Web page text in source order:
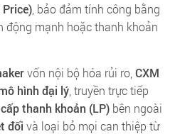
, bảo đảm tính công bằng
động mạnh hoặc thanh khoản
vốn nội bộ hóa rủi ro, CXM
hình đại lý, truyền trực tiếp
thanh khoản (LP)bên ngoài
đối và loại bỏ mọi can thiệp từ